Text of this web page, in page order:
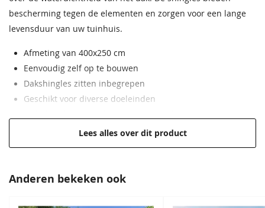
Beglazing Dubbel glas
Oversteek
rondom
30 cm
Afmeting enkele
77x193,5 cm
bescherming tegen de elementen en zorgen voor een lange
levensduur van uw tuinhuis.
Afmeting van 400x250 cm
Eenvoudig zelf op te bouwen
Dakshingles zitten inbegrepen
Geschikt voor diverse doeleinden
Lees alles over dit product
Anderen bekeken ook